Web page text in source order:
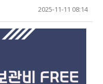
2025-11-11 08:14